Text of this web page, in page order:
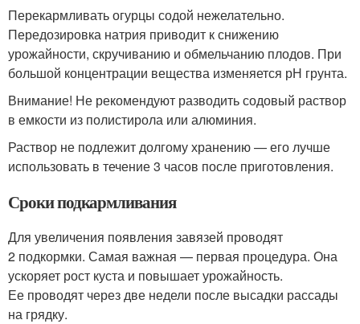
Перекармливать огурцы содой нежелательно.
Передозировка натрия приводит к снижению
урожайности, скручиванию и обмельчанию плодов. При
большой концентрации вещества изменяется рН грунта.
Внимание! Не рекомендуют разводить содовый раствор
в емкости из полистирола или алюминия.
Раствор не подлежит долгому хранению — его лучше
использовать в течение 3 часов после приготовления.
Сроки подкармливания
Для увеличения появления завязей проводят
2 подкормки. Самая важная — первая процедура. Она
ускоряет рост куста и повышает урожайность.
Ее проводят через две недели после высадки рассады
на грядку.